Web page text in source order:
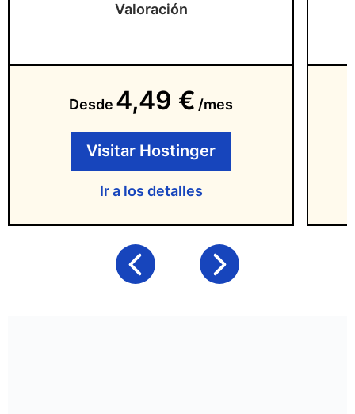
Valoración
Desde 4,49 € /mes
Visitar Hostinger
Ir a los detalles